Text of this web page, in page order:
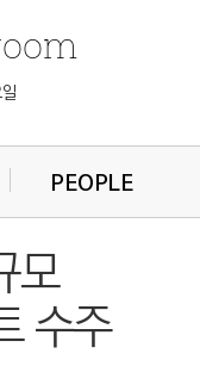
PEOPLE
모
수주